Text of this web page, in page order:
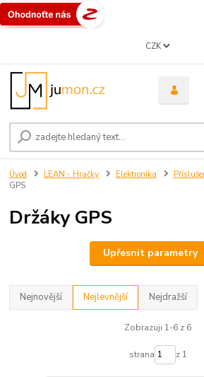
CZK
Úvod LEAN - Hračky Elektronika
GPS
Držáky GPS
Upřesnit parametry
Nejnovější Nejlevnější Nejdražší
Zobrazuji 1-6 z 6
strana z 1